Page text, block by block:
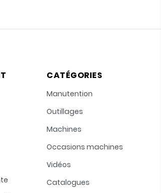
CATÉGORIES
Manutention
Outillages
Machines
Occasions machines
Vidéos
Catalogues